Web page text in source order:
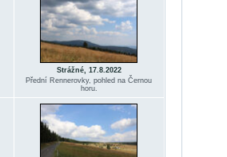
Strážné, 17.8.2022
Přední Rennerovky, pohled na Černou
horu.